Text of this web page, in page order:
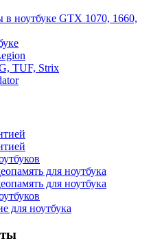
в ноутбуке GTX 1070, 1660,
TUF, Strix
для ноутбука
для ноутбука
для ноутбука